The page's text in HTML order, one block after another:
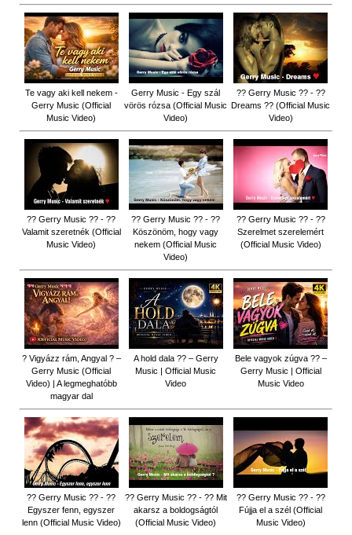
Te vagy aki kell nekem -
Gerry Music (Official
Music Video)
Gerry Music - Egy szál
vörös rózsa (Official Music
Video)
?? Gerry Music ?? - ??
Dreams ?? (Official Music
Video)
?? Gerry Music ?? - ??
Valamit szeretnék (Official
Music Video)
?? Gerry Music ?? - ??
Köszönöm, hogy vagy
nekem (Official Music
Video)
?? Gerry Music ?? - ??
Szerelmet szerelemért
(Official Music Video)
? Vigyázz rám, Angyal ? –
Gerry Music (Official
Video) | A legmeghatóbb
magyar dal
A hold dala ?? – Gerry
Music | Official Music
Video
Bele vagyok zúgva ?? –
Gerry Music | Official
Music Video
?? Gerry Music ?? - ??
Egyszer fenn, egyszer
lenn (Official Music Video)
?? Gerry Music ?? - ?? Mit
akarsz a boldogságtól
(Official Music Video)
?? Gerry Music ?? - ??
Fújja el a szél (Official
Music Video)